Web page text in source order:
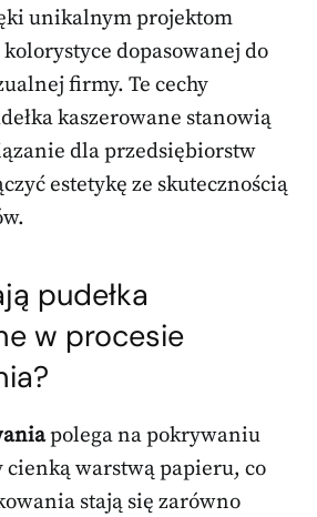
unikalnym projektom
dopasowanej do
firmy. Te cechy
kaszerowane stanowią
dla przedsiębiorstw
estetykę ze skutecznością
pudełka
w procesie
polega na pokrywaniu
warstwą papieru, co
stają się zarówno